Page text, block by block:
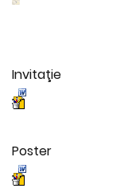
Invitaţie
Poster